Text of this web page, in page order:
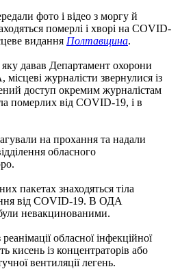
фото і відео з моргу й
померлі і хворі на COVID-
видання Полтавщина.
давав Департамент охорони
журналісти звернулися із
доступ окремим журналістам
померлих від COVID-19, і в
на прохання та надали
обласного
пакетах знаходяться тіла
від COVID-19. В ОДА
невакцинованими.
обласної інфекційної
кисень із концентраторів або
вентиляції легень.